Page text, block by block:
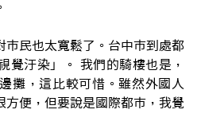
市民也太寬鬆了。台中市到處都
覺汙染」。 我們的騎樓也是，
攤，這比較可惜。雖然外國人
方便，但要說是國際都市，我覺